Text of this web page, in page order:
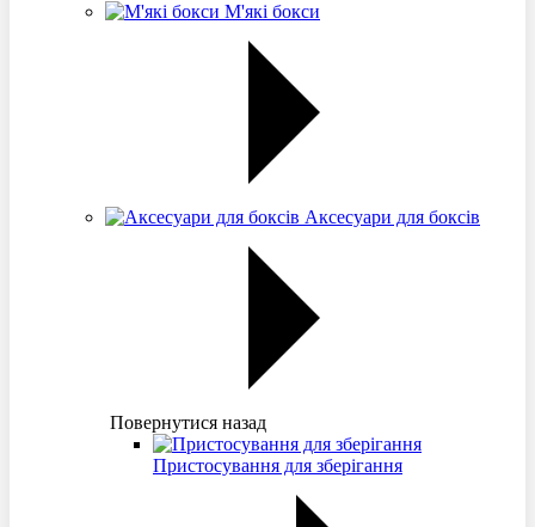
М'які бокси
Аксесуари для боксів
Повернутися назад
Пристосування для зберігання